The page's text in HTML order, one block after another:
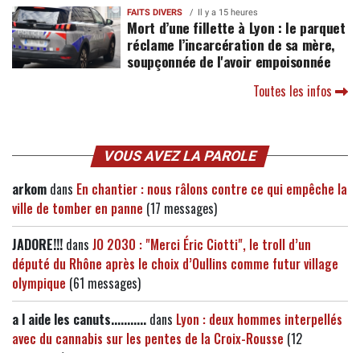
FAITS DIVERS Il y a 15 heures
Mort d’une fillette à Lyon : le parquet
réclame l’incarcération de sa mère,
soupçonnée de l'avoir empoisonnée
Toutes les infos
VOUS AVEZ LA PAROLE
arkom dans En chantier : nous râlons contre ce qui empêche la
ville de tomber en panne (17 messages)
JADORE!!! dans JO 2030 : "Merci Éric Ciotti", le troll d’un
député du Rhône après le choix d’Oullins comme futur village
olympique (61 messages)
a l aide les canuts........... dans Lyon : deux hommes interpellés
avec du cannabis sur les pentes de la Croix-Rousse (12